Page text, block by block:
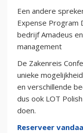
Een andere
Expense Program
bedrijf Amadeus
management
De Zakenreis
unieke
en verschillende
dus ook LOT
doen.
Reserveer